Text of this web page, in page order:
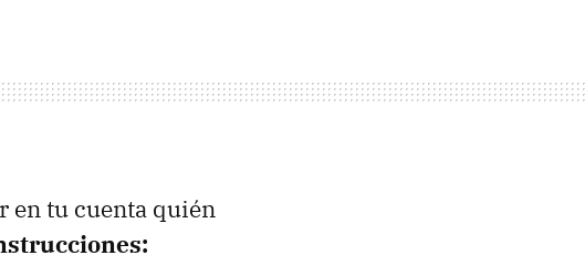
en tu cuenta quién